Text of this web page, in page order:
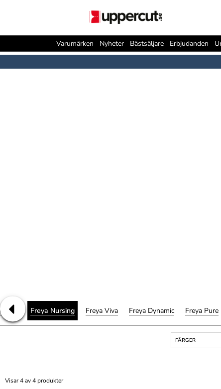
Varumärken Nyheter Bästsäljare Erbjudanden
Freya Nursing Freya Viva Freya Dynamic Freya Pure
FÄRGER
Visar 4 av 4 produkter